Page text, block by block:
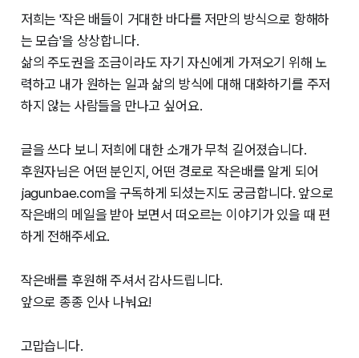
저희는 '작은 배들이 거대한 바다를 저만의 방식으로 항해하
는 모습'을 상상합니다.
삶의 주도권을 조금이라도 자기 자신에게 가져오기 위해 노
력하고 내가 원하는 일과 삶의 방식에 대해 대화하기를 주저
하지 않는 사람들을 만나고 싶어요.
글을 쓰다 보니 저희에 대한 소개가 무척 길어졌습니다.
후원자님은 어떤 분인지, 어떤 경로로 작은배를 알게 되어
jagunbae.com을 구독하게 되셨는지도 궁금합니다. 앞으로
작은배의 메일을 받아 보면서 떠오르는 이야기가 있을 때 편
하게 전해주세요.
작은배를 후원해 주셔서 감사드립니다.
앞으로 종종 인사 나눠요!
고맙습니다.